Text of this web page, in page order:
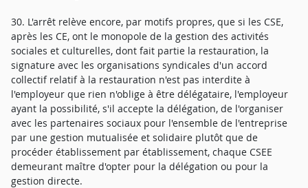
30. L'arrêt relève encore, par motifs propres, que si les CSE,
après les CE, ont le monopole de la gestion des activités
sociales et culturelles, dont fait partie la restauration, la
signature avec les organisations syndicales d'un accord
collectif relatif à la restauration n'est pas interdite à
l'employeur que rien n'oblige à être délégataire, l'employeur
ayant la possibilité, s'il accepte la délégation, de l'organiser
avec les partenaires sociaux pour l'ensemble de l'entreprise
par une gestion mutualisée et solidaire plutôt que de
procéder établissement par établissement, chaque CSEE
demeurant maître d'opter pour la délégation ou pour la
gestion directe.